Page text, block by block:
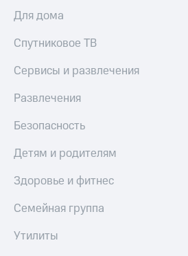
номер
другого
оператора
интернета
ТВ
Переводы
телефона
Для дома
Спутниковое ТВ
Сервисы и развлечения
Развлечения
Безопасность
Детям и родителям
Здоровье и фитнес
Семейная группа
Утилиты